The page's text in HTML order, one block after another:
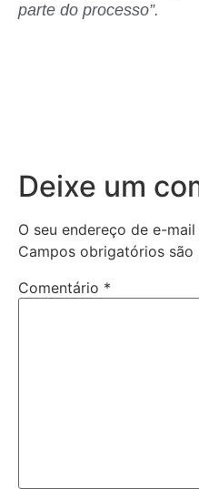
parte do processo”.
Deixe um
O seu endereço de e-
Campos obrigatórios são
Comentário *